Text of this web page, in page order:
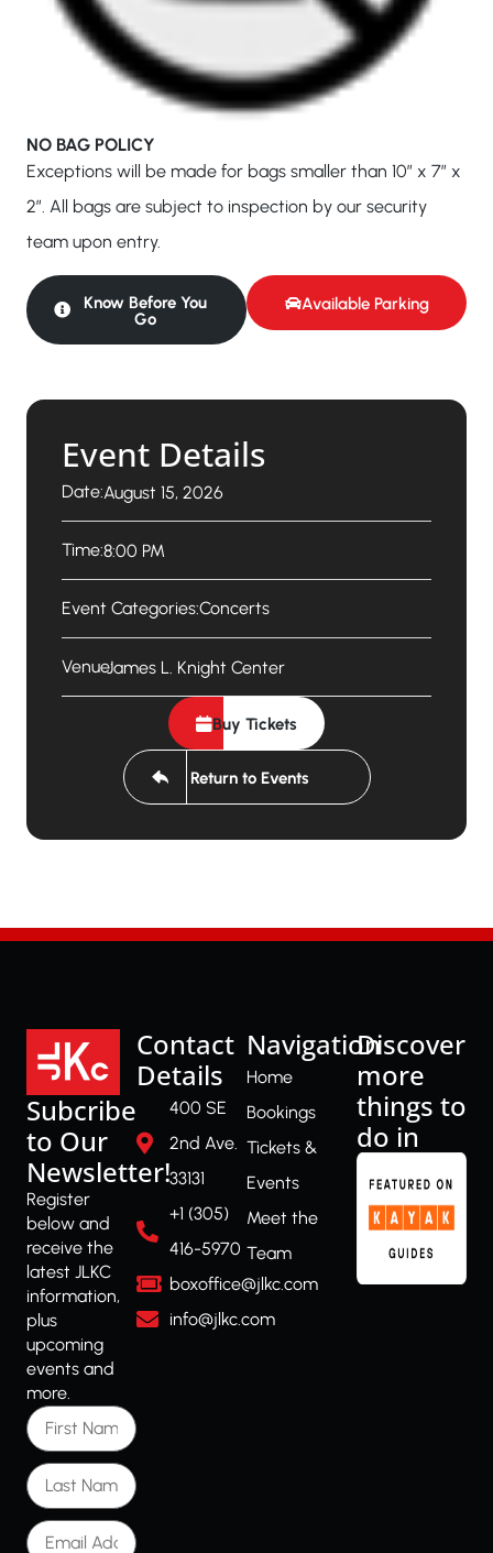
NO BAG POLICY
Exceptions will be made for bags smaller than 10″ x 7″ x
2″. All bags are subject to inspection by our security
team upon entry.
Know Before You
Go
Available Parking
Event Details
Date:August 15, 2026
Time:8:00 PM
Event Categories:Concerts
Venue:James L. Knight Center
Buy Tickets
Return to Events
Subcribe
to Our
Newsletter!
Register
below and
receive the
latest JLKC
information,
plus
upcoming
events and
more.
First Name
Last Name
Email Address
Contact
Details
400 SE
2nd Ave.
33131
+1 (305)
416-5970
boxoffice@jlkc.com
info@jlkc.com
Navigation
Home
Bookings
Tickets &
Events
Meet the
Team
Discover
more
things to
do in